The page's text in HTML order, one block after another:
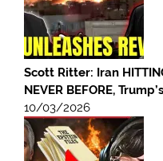
Scott Ritter: Iran
NEVER BEFORE,
10/03/2026